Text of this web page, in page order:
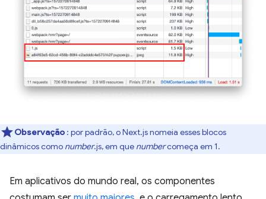
Observação : por padrão, o Next.js nomeia esses blocos
dinâmicos como number.js, em que numbercomeça em 1.
Em aplicativos do mundo real, os componentes